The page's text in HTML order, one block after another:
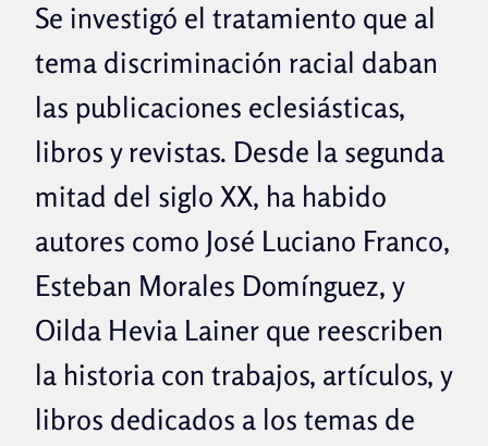
Se investigó el tratamiento que al
tema discriminación racial daban
las publicaciones eclesiásticas,
libros y revistas. Desde la segunda
mitad del siglo XX, ha habido
autores como José Luciano Franco,
Esteban Morales Domínguez, y
Oilda Hevia Lainer que reescriben
la historia con trabajos, artículos, y
libros dedicados a los temas de